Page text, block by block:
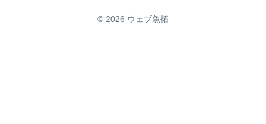
© 2026 ウェブ魚拓